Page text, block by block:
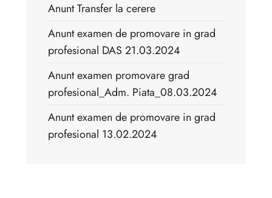
Anunt Transfer la cerere
Anunt examen de promovare in grad
profesional DAS 21.03.2024
Anunt examen promovare grad
profesional_Adm. Piata_08.03.2024
Anunt examen de promovare in grad
profesional 13.02.2024